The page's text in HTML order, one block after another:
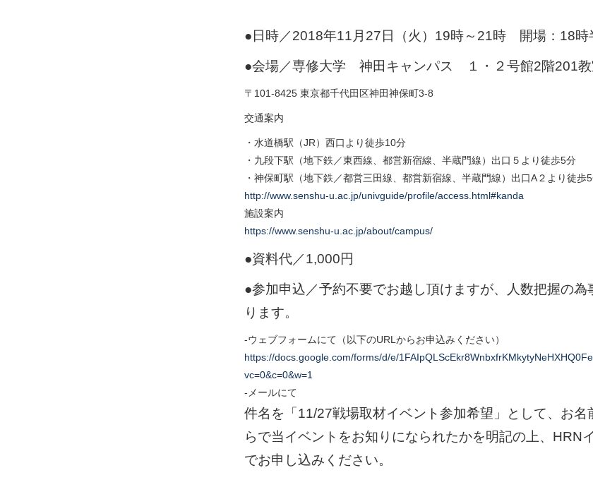
●日時／2018年11月27日（火）19時～21時 開場：18時
●会場／専修大学 神田キャンパス １・２号館2階201教
〒101-8425 東京都千代田区神田神保町3-8
交通案内
・水道橋駅（JR）西口より徒歩10分
・九段下駅（地下鉄／東西線、都営新宿線、半蔵門線）出口５より徒歩5分
・神保町駅（地下鉄／都営三田線、都営新宿線、半蔵門線）出口A２より徒歩
http://www.senshu-u.ac.jp/univguide/profile/access.html#kanda
施設案内
https://www.senshu-u.ac.jp/about/campus/
●資料代／1,000円
●参加申込／予約不要でお越し頂けますが、人数把握の
ります。
-ウェブフォームにて（以下のURLからお申込みください）
https://docs.google.com/forms/d/e/
vc=0&c=0&w=1
‐メールにて
件名を「11/27戦場取材イベント参加希望」として、お
らで当イベントをお知りになられたかを明記の上、HRN
でお申し込みください。